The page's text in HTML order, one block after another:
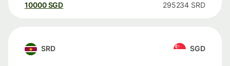
10000 SGD 295234 SRD
SRD SGD